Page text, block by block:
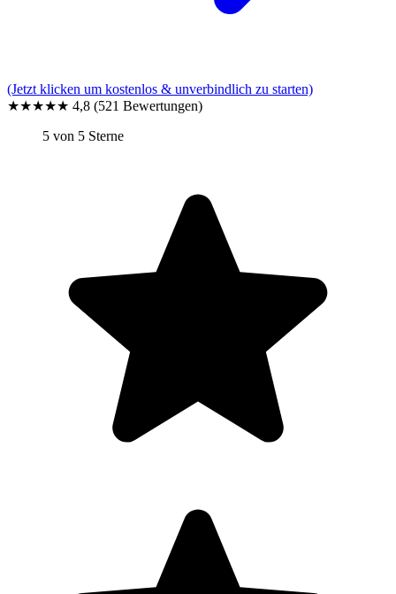
(Jetzt klicken um kostenlos & unverbindlich zu starten)
★★★★★ 4,8 (521 Bewertungen)
5 von 5 Sterne